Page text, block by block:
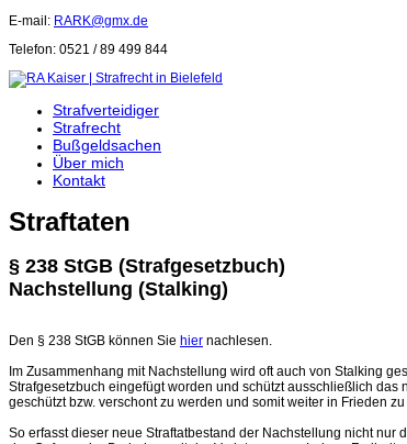
E-mail: RARK@gmx.de
Telefon: 0521 / 89 499 844
Strafverteidiger
Strafrecht
Bußgeldsachen
Über mich
Kontakt
Straftaten
§ 238 StGB (Strafgesetzbuch)
Nachstellung (Stalking)
Den § 238 StGB können Sie hier nachlesen.
Im Zusammenhang mit Nachstellung wird oft auch von Stalking
Strafgesetzbuch eingefügt worden und schützt ausschließlich
geschützt bzw. verschont zu werden und somit weiter in Frieden
So erfasst dieser neue Straftatbestand der Nachstellung nicht nur